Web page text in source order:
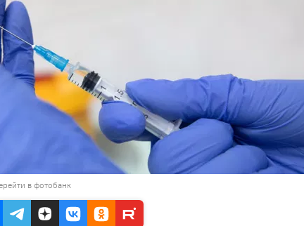
в фотобанк